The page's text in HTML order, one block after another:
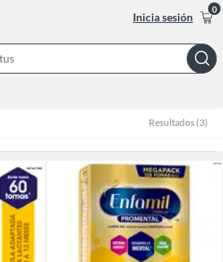
Inicia sesión
0
Bar
Resultados (3)